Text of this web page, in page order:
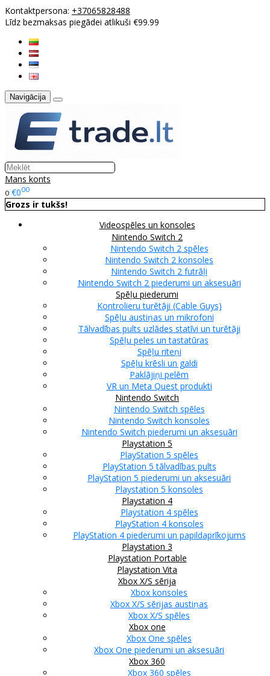
Kontaktpersona: +37065828488
Līdz bezmaksas piegādei atlikuši €99.99
Navigācija
Mans konts
0 €000
Grozs ir tukšs!
Videospēles un konsoles
Nintendo Switch 2
Nintendo Switch 2 spēles
Nintendo Switch 2 konsoles
Nintendo Switch 2 futrāļi
Nintendo Switch 2 piederumi un aksesuāri
Spēļu piederumi
Kontrolieru turētāji (Cable Guys)
Spēļu austiņas un mikrofoni
Tālvadības pults uzlādes statīvi un turētāji
Spēļu peles un tastatūras
Spēļu riteņi
Spēļu krēsli un galdi
Paklājiņi pelēm
VR un Meta Quest produkti
Nintendo Switch
Nintendo Switch spēles
Nintendo Switch konsoles
Nintendo Switch piederumi un aksesuāri
Playstation 5
PlayStation 5 spēles
PlayStation 5 tālvadības pults
PlayStation 5 piederumi un aksesuāri
Playstation 5 konsoles
Playstation 4
Playstation 4 spēles
PlayStation 4 konsoles
PlayStation 4 piederumi un papildaprīkojums
Playstation 3
Playstation Portable
Playstation Vita
Xbox X/S sērija
Xbox konsoles
Xbox X/S sērijas austiņas
Xbox X/S spēles
Xbox one
Xbox One spēles
Xbox One piederumi un aksesuāri
Xbox 360
Xbox 360 spēles